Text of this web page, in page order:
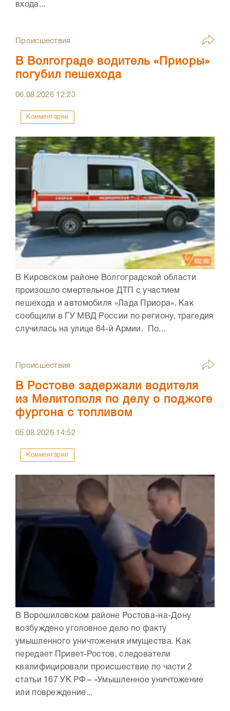
входа...
Происшествия
В Волгограде водитель «Приоры»
погубил пешехода
06.08.2026 12:23
Комментарии
В Кировском районе Волгоградской области
произошло смертельное ДТП с участием
пешехода и автомобиля «Лада Приора». Как
сообщили в ГУ МВД России по региону, трагедия
случилась на улице 64-й Армии. По...
Происшествия
В Ростове задержали водителя
из Мелитополя по делу о поджоге
фургона с топливом
05.08.2026 14:52
Комментарии
В Ворошиловском районе Ростова-на-Дону
возбуждено уголовное дело по факту
умышленного уничтожения имущества. Как
передает Привет-Ростов, следователи
квалифицировали происшествие по части 2
статьи 167 УК РФ – «Умышленное уничтожение
или повреждение...